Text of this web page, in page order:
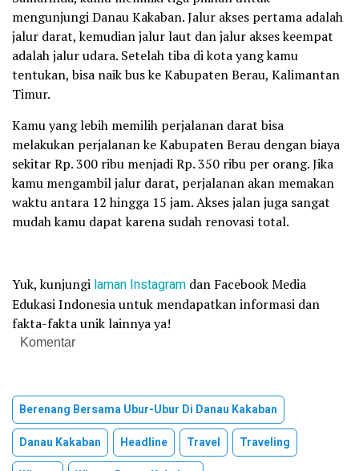
mengunjungi Danau Kakaban. Jalur akses pertama adalah
jalur darat, kemudian jalur laut dan jalur akses keempat
adalah jalur udara. Setelah tiba di kota yang kamu
tentukan, bisa naik bus ke Kabupaten Berau, Kalimantan
Timur.
Kamu yang lebih memilih perjalanan darat bisa
melakukan perjalanan ke Kabupaten Berau dengan biaya
sekitar Rp. 300 ribu menjadi Rp. 350 ribu per orang. Jika
kamu mengambil jalur darat, perjalanan akan memakan
waktu antara 12 hingga 15 jam. Akses jalan juga sangat
mudah kamu dapat karena sudah renovasi total.
Yuk, kunjungi laman Instagram dan Facebook Media
Edukasi Indonesia untuk mendapatkan informasi dan
fakta-fakta unik lainnya ya!
Komentar
Berenang Bersama Ubur-Ubur Di Danau Kakaban
Danau Kakaban
Headline Travel
Traveling